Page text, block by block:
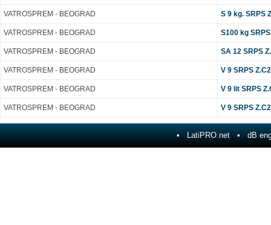
VATROSPREM - BEOGRAD S 9 kg. SRPS
VATROSPREM - BEOGRAD S100 kg
VATROSPREM - BEOGRAD SA 12 SRPS
VATROSPREM - BEOGRAD V 9 SRPS
VATROSPREM - BEOGRAD V 9 lit SRPS
VATROSPREM - BEOGRAD V 9 SRPS
• LatiPRO.net • dB